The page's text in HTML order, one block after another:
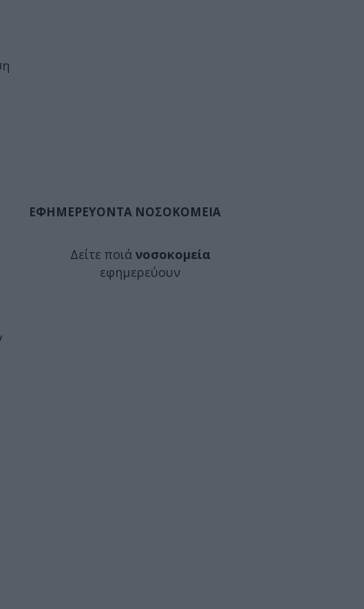
ΕΦΗΜΕΡΕΥΟΝΤΑ ΝΟΣΟΚΟΜΕΙΑ
Δείτε ποιά νοσοκομεία
εφημερεύουν